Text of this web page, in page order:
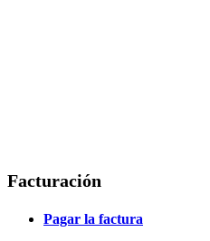
Facturación
Pagar la factura